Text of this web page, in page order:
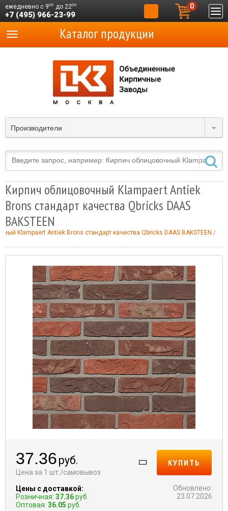
ежедневно с 900 до 2200
+7 (495) 966-23-99
0
Производители
Каталог продукции
Кирпич облицовочный Klampaert Antiek
Brons стандарт качества Qbricks DAAS
BAKSTEEN
Klampaert Antiek Brons стандарт качества Qbricks DAAS BAKSTEEN
37.36 руб.
Цена за 1 шт./самовывоз
Цены с доставкой:
Розничная: 37.36руб.
Оптовая: 36.05 руб.
КУПИТЬ
Обновлено:
23.07.2026